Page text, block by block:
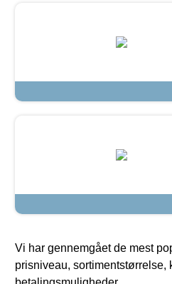
Vi har gennemgået de mest
prisniveau, sortimentstørrelse,